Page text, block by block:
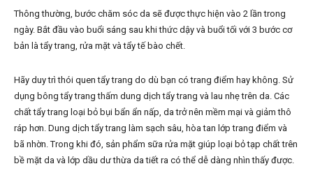
Thông thường, bước chăm sóc da sẽ được thực hiện vào 2 lần trong
ngày. Bắt đầu vào buổi sáng sau khi thức dậy và buổi tối với 3 bước cơ
bản là tẩy trang, rửa mặt và tẩy tế bào chết.
Hãy duy trì thói quen tẩy trang do dù bạn có trang điểm hay không. Sử
dụng bông tẩy trang thấm dung dịch tẩy trang và lau nhẹ trên da. Các
chất tẩy trang loại bỏ bụi bẩn ẩn nấp, da trở nên mềm mại và giảm thô
ráp hơn. Dung dịch tẩy trang làm sạch sâu, hòa tan lớp trang điểm và
bã nhờn. Trong khi đó, sản phẩm sữa rửa mặt giúp loại bỏ tạp chất trên
bề mặt da và lớp dầu dư thừa da tiết ra có thể dễ dàng nhìn thấy được.